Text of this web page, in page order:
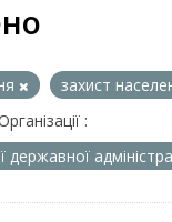
захист
: